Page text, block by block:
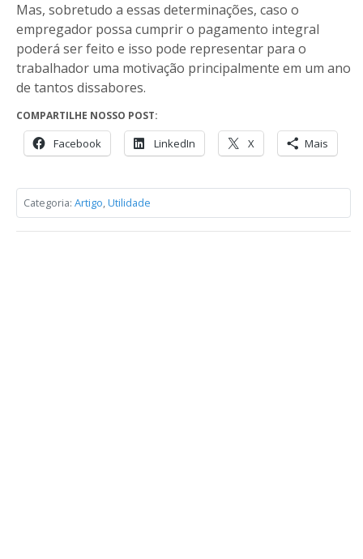
Mas, sobretudo a essas determinações, caso o
empregador possa cumprir o pagamento integral
poderá ser feito e isso pode representar para o
trabalhador uma motivação principalmente em um ano
de tantos dissabores.
COMPARTILHE NOSSO POST:
Facebook LinkedIn X Mais
Categoria: Artigo,Utilidade